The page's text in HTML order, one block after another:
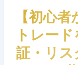
【初心
トレー
証・リス